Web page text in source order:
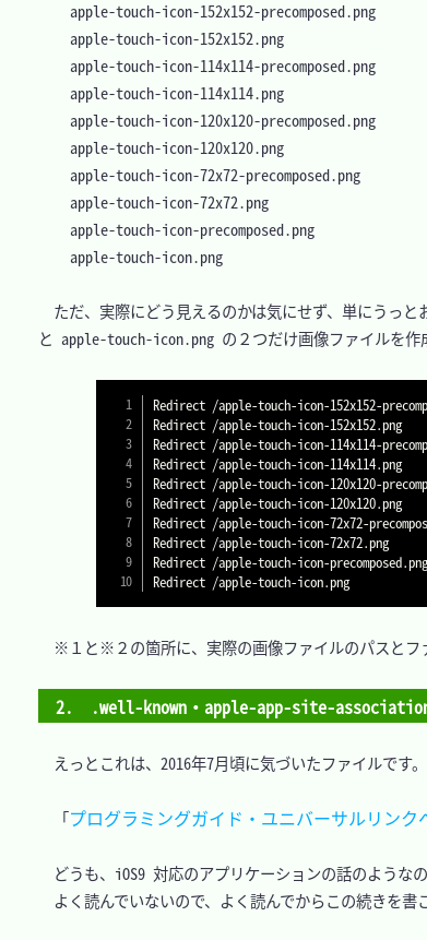
apple-touch-icon-152x152-precomposed.png
apple-touch-icon-152x152.png
apple-touch-icon-114x114-precomposed.png
apple-touch-icon-114x114.png
apple-touch-icon-120x120-precomposed.png
apple-touch-icon-120x120.png
apple-touch-icon-72x72-precomposed.png
apple-touch-icon-72x72.png
apple-touch-icon-precomposed.png
apple-touch-icon.png
ただ、実際にどう見えるのかは気にせず、単にうっ
と apple-touch-icon.png の２つだけ画像ファイルを作
Redirect /apple-touch-icon-152x152-
Redirect /apple-touch-icon-
Redirect /apple-touch-icon-114x114-
Redirect /apple-touch-icon-
Redirect /apple-touch-icon-120x120-
Redirect /apple-touch-icon-
Redirect /apple-touch-icon-72x72-
Redirect /apple-touch-icon-72x72.png
Redirect /apple-touch-icon-
※１と※２の箇所に、実際の画像ファイルのパスとフ
2.　.well-known・apple-app-site-
えっとこれは、2016年7月頃に気づいたファイルです。
「プログラミングガイド・ユニバーサルリンク
どうも、iOS9 対応のアプリケーションの話のような
よく読んでいないので、よく読んでからこの続きを書